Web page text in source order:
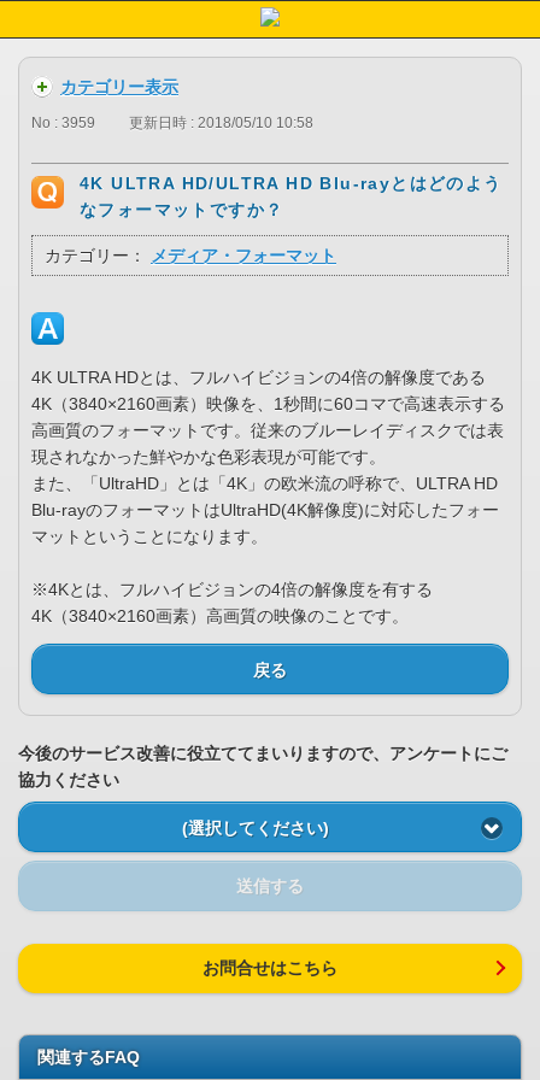
カテゴリー表示
No : 3959 更新日時 : 2018/05/10 10:58
4K ULTRA HD/ULTRA HD Blu-rayとはどのよう
なフォーマットですか？
カテゴリー： メディア・フォーマット
4K ULTRA HDとは、フルハイビジョンの4倍の解像度である
4K（3840×2160画素）映像を、1秒間に60コマで高速表示する
高画質のフォーマットです。従来のブルーレイディスクでは表
現されなかった鮮やかな色彩表現が可能です。
また、「UltraHD」とは「4K」の欧米流の呼称で、ULTRA HD
Blu-rayのフォーマットはUltraHD(4K解像度)に対応したフォー
マットということになります。
※4Kとは、フルハイビジョンの4倍の解像度を有する
4K（3840×2160画素）高画質の映像のことです。
戻る
今後のサービス改善に役立ててまいりますので、アンケートにご
協力ください
(選択してください)
送信する
お問合せはこちら
関連するFAQ